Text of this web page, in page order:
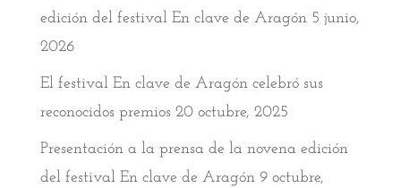
edición del festival En clave de Aragón 5 junio,
2026
El festival En clave de Aragón celebró sus
reconocidos premios 20 octubre, 2025
Presentación a la prensa de la novena edición
del festival En clave de Aragón 9 octubre,